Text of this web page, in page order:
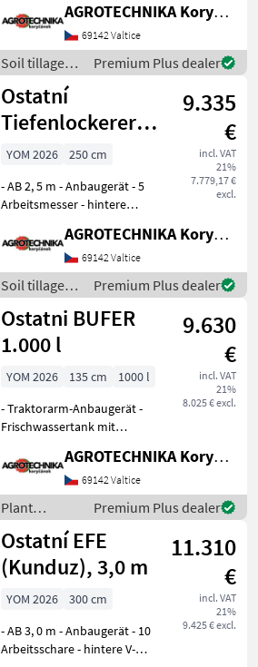
Lagern - hydr. verstellbarer
vorderer Schneidwalze -
hinterer V-Ringwalze Das
Verkaufste
AGROTECHNIKA Koryčánek s.r.o.
69142 Valtice
Soil tillage
equipment /
Sonstige
Premium Plus dealer
Ostatní
Tiefenlockerer -
EFE (Venus)
9.335
€
incl. VAT
21%
7.779,17 €
excl.
YOM 2026
250 cm
- AB 2, 5 m - Anbaugerät - 5
Arbeitsmesser - hintere
Verstellung -
Schraubverriegelung - hydr.
Verriegelung möglich -
mögliche Varia
AGROTECHNIKA Koryčánek s.r.o.
69142 Valtice
Soil tillage
equipment /
Sonstige
Premium Plus dealer
Ostatni BUFER
1.000 l
9.630
€
incl. VAT
21%
8.025 € excl.
YOM 2026 135 cm
1000 l
- Traktorarm-Anbaugerät -
Frischwassertank mit
Rahmen mit 850-mm-Lüfter
- COMET-Pumpe - BRAGLIA-
Elektrosteuerung -
Zapfwelle Das Verkaufs
AGROTECHNIKA Koryčánek s.r.o.
69142 Valtice
Plant
protection
equipment /
Sonstige
Premium Plus dealer
Ostatní EFE
(Kunduz), 3,0 m
11.310
€
incl. VAT
21%
9.425 € excl.
YOM 2026
300 cm
- AB 3, 0 m - Anbaugerät - 10
Arbeitsschare - hintere V-